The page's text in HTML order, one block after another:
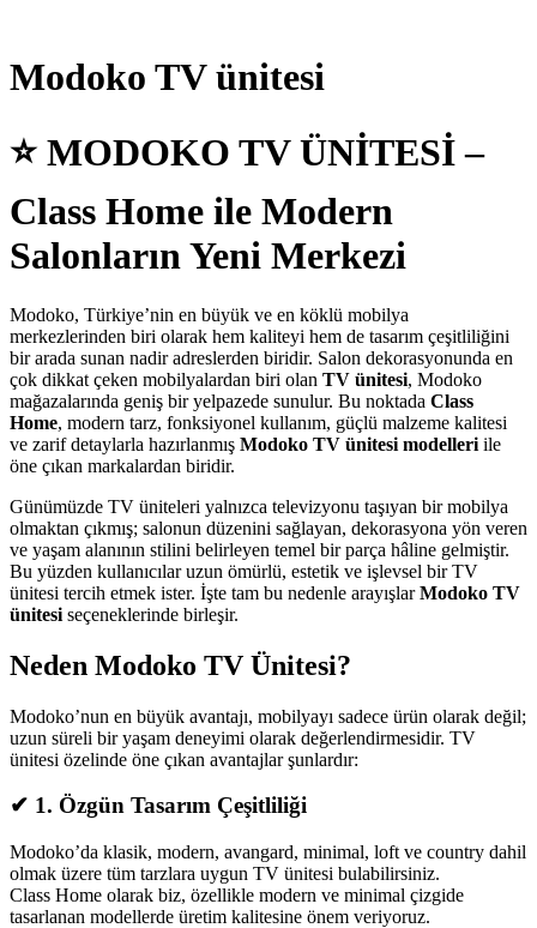
Modoko TV ünitesi
⭐MODOKO TV ÜNİTESİ –
Class Home ile Modern
Salonların Yeni Merkezi
Modoko, Türkiye’nin en büyük ve en köklü mobilya
merkezlerinden biri olarak hem kaliteyi hem de tasarım çeşitliliğini
bir arada sunan nadir adreslerden biridir. Salon dekorasyonunda en
çok dikkat çeken mobilyalardan biri olan TV ünitesi, Modoko
mağazalarında geniş bir yelpazede sunulur. Bu noktada Class
Home, modern tarz, fonksiyonel kullanım, güçlü malzeme kalitesi
ve zarif detaylarla hazırlanmış Modoko TV ünitesi modelleri ile
öne çıkan markalardan biridir.
Günümüzde TV üniteleri yalnızca televizyonu taşıyan bir mobilya
olmaktan çıkmış; salonun düzenini sağlayan, dekorasyona yön veren
ve yaşam alanının stilini belirleyen temel bir parça hâline gelmiştir.
Bu yüzden kullanıcılar uzun ömürlü, estetik ve işlevsel bir TV
ünitesi tercih etmek ister. İşte tam bu nedenle arayışlarModoko TV
ünitesi seçeneklerinde birleşir.
Neden Modoko TV Ünitesi?
Modoko’nun en büyük avantajı, mobilyayı sadece ürün olarak değil;
uzun süreli bir yaşam deneyimi olarak değerlendirmesidir. TV
ünitesi özelinde öne çıkan avantajlar şunlardır:
✔ 1. Özgün Tasarım Çeşitliliği
Modoko’da klasik, modern, avangard, minimal, loft ve country dahil
olmak üzere tüm tarzlara uygun TV ünitesi bulabilirsiniz.
Class Home olarak biz, özellikle modern ve minimal çizgide
tasarlanan modellerde üretim kalitesine önem veriyoruz.